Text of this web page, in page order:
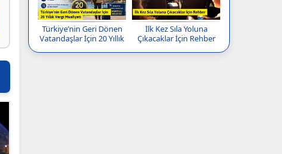
Türkiye’nin Geri Dönen
Vatandaşlar İçin 20 Yıllık
İlk Kez Sıla Yoluna
Çıkacaklar İçin Rehber